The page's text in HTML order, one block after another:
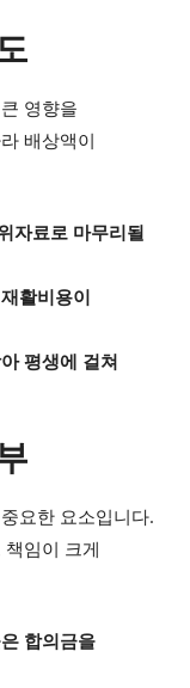
영향을
배상액이
자료로 마무리될
활비용이
평생에 걸쳐
요한 요소입니다.
임이 크게
합의금을